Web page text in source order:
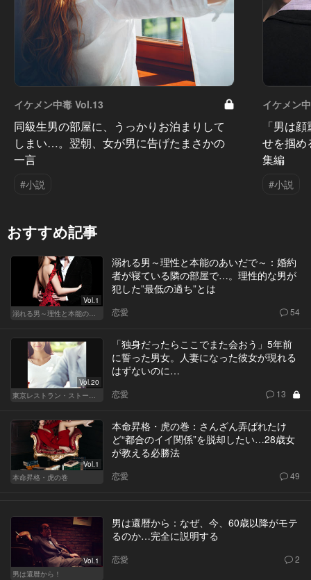
イケメン中毒 Vol.13
同級生男の部屋に、うっかりお泊まりして
しまい…。翌朝、女が男に告げたまさかの
一言
#小説
イケメン
「男は
せを掴め
集編
#小説
おすすめ記事
Vol.1
溺れる男～理性と本能のあいだで～
溺れる男～理性と本能のあいだで～：婚約
者が寝ている隣の部屋で…。理性的な男が
犯した”最低の過ち”とは
恋愛 54
Vol.20
東京レストラン・ストーリー
「独身だったらここでまた会おう」5年前
に誓った男女。人妻になった彼女が現れる
はずないのに…
恋愛 13
Vol.1
本命昇格・虎の巻
本命昇格・虎の巻：さんざん弄ばれたけ
ど“都合のイイ関係”を脱却したい…28歳女
が教える必勝法
恋愛 49
Vol.1
男は還暦から！
男は還暦から：なぜ、今、60歳以降がモテ
るのか…完全に説明する
恋愛 2